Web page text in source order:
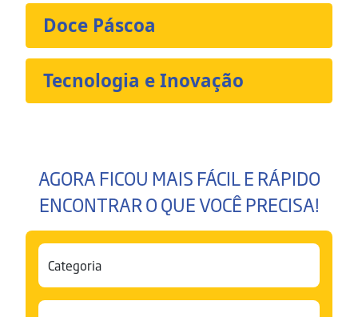
Doce Páscoa
Tecnologia e Inovação
AGORA FICOU MAIS FÁCIL E RÁPIDO
ENCONTRAR O QUE VOCÊ PRECISA!